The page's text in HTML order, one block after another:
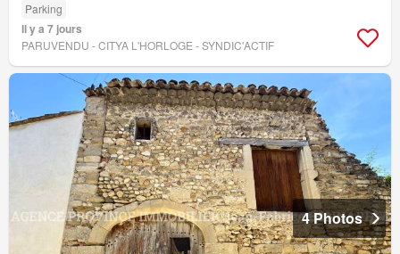
Parking
Il y a 7 jours
PARUVENDU - CITYA L'HORLOGE - SYNDIC'ACTIF
4 Photos